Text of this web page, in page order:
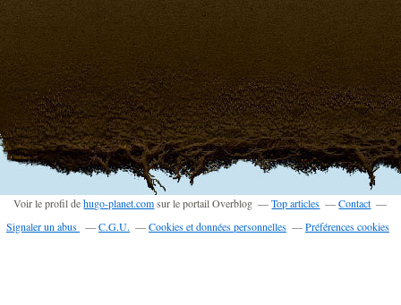
Voir le profil dehugo-planet.comsur le portail Overblog Top articles
Contact
Signaler un abus
C.G.U. Cookies et données personnelles Préférences cookies